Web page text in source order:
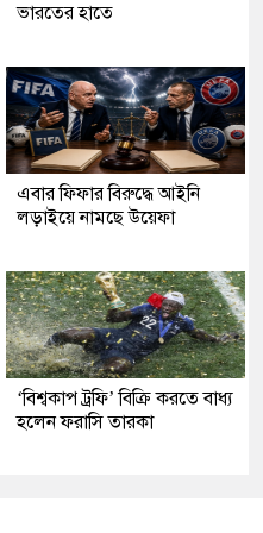
ভারতের হাতে
এবার ফিফার বিরুদ্ধে আইনি
লড়াইয়ে নামছে উয়েফা
‘বিশ্বকাপ ট্রফি’ বিক্রি করতে বাধ্য
হলেন ফরাসি তারকা